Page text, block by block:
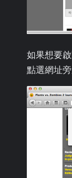
如果想要
點選網址